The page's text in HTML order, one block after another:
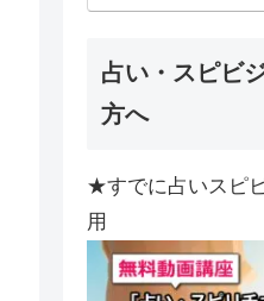
占い・スピビ
方へ
★すでに占いスピ
用